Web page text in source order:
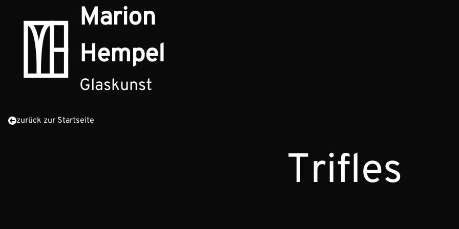
Marion
Hempel
Glaskunst
zurück zur Startseite
Trifles